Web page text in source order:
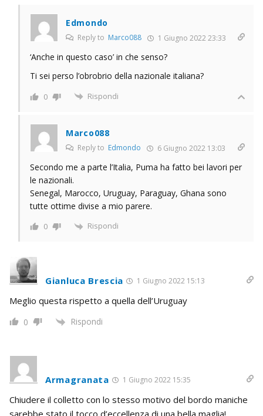
Edmondo
Reply to Marco088 1 Giugno 2022 23:33
‘Anche in questo caso’ in che senso?
Ti sei perso l’obrobrio della nazionale italiana?
0 Rispondi
Marco088
Reply to Edmondo 6 Giugno 2022 13:03
Secondo me a parte l’Italia, Puma ha fatto bei lavori per
le nazionali.
Senegal, Marocco, Uruguay, Paraguay, Ghana sono
tutte ottime divise a mio parere.
0 Rispondi
Gianluca Brescia 1 Giugno 2022 15:13
Meglio questa rispetto a quella dell’Uruguay
0 Rispondi
Armagranata 1 Giugno 2022 15:35
Chiudere il colletto con lo stesso motivo del bordo maniche
sarebbe stato il tocco d’eccellenza di una bella maglia!